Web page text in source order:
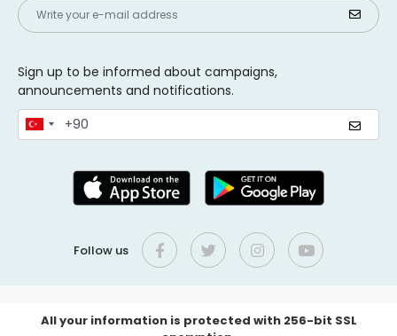
Sign up to be informed about campaigns,
announcements and notifications.
Follow us
All your information is protected with 256-bit SSL